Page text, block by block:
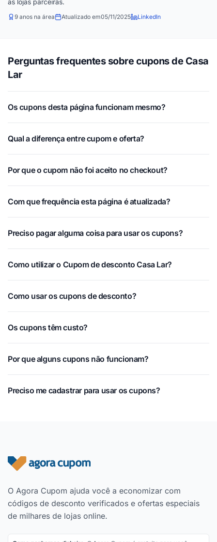
9 anos na área Atualizado em05/11/2025 LinkedIn
Perguntas frequentes sobre cupons de Casa
Lar
Os cupons desta página funcionam mesmo?
Qual a diferença entre cupom e oferta?
Por que o cupom não foi aceito no checkout?
Com que frequência esta página é atualizada?
Preciso pagar alguma coisa para usar os cupons?
Como utilizar o Cupom de desconto Casa Lar?
Como usar os cupons de desconto?
Os cupons têm custo?
Por que alguns cupons não funcionam?
Preciso me cadastrar para usar os cupons?
Rodapé do site
O Agora Cupom ajuda você a economizar com
códigos de desconto verificados e ofertas especiais
de milhares de lojas online.